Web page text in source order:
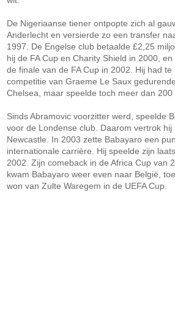
De Nigeriaanse tiener ontpopte zich al
Anderlecht en versierde zo een transfer
1997. De Engelse club betaalde £2,25
hij de FA Cup en Charity Shield in 2000,
de finale van de FA Cup in 2002. Hij had
competitie van Graeme Le Saux
Chelsea, maar speelde toch meer dan 200
Sinds Abramovic voorzitter werd, speelde
voor de Londense club. Daarom vertrok
Newcastle. In 2003 zette Babayaro een
internationale carrière. Hij speelde zijn
2002. Zijn comeback in de Africa Cup van
kwam Babayaro weer even naar België,
won van Zulte Waregem in de UEFA Cup.